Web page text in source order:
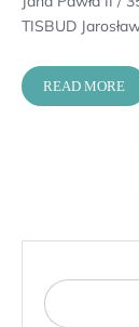
TISBUD
READ MORE